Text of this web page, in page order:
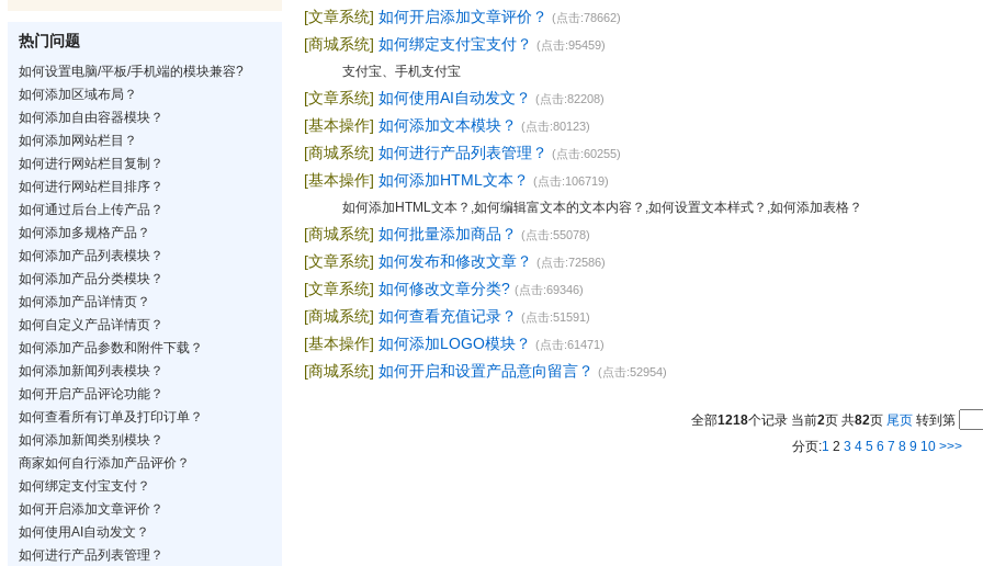
热门问题
如何设置电脑/平板/手机端的模块兼容?
如何添加区域布局？
如何添加自由容器模块？
如何添加网站栏目？
如何进行网站栏目复制？
如何进行网站栏目排序？
如何通过后台上传产品？
如何添加多规格产品？
如何添加产品列表模块？
如何添加产品分类模块？
如何添加产品详情页？
如何自定义产品详情页？
如何添加产品参数和附件下载？
如何添加新闻列表模块？
如何开启产品评论功能？
如何查看所有订单及打印订单？
如何添加新闻类别模块？
商家如何自行添加产品评价？
如何绑定支付宝支付？
如何开启添加文章评价？
如何使用AI自动发文？
如何进行产品列表管理？
[文章系统] 如何开启添加文章评价？ (点击:78662)
[商城系统] 如何绑定支付宝支付？ (点击:95459)
支付宝、手机支付宝
[文章系统] 如何使用AI自动发文？ (点击:82208)
[基本操作] 如何添加文本模块？ (点击:80123)
[商城系统] 如何进行产品列表管理？ (点击:60255)
[基本操作] 如何添加HTML文本？ (点击:106719)
如何添加HTML文本？,如何编辑富文本的文本内容？,如何设置文本样式？,如何添加表格？
[商城系统] 如何批量添加商品？ (点击:55078)
[文章系统] 如何发布和修改文章？ (点击:72586)
[文章系统] 如何修改文章分类? (点击:69346)
[商城系统] 如何查看充值记录？ (点击:51591)
[基本操作] 如何添加LOGO模块？ (点击:61471)
[商城系统] 如何开启和设置产品意向留言？ (点击:52954)
全部1218个记录 当前2页 共82页 尾页转到第
分页:1 2 3 4 5 6 7 8 9 10 >>>